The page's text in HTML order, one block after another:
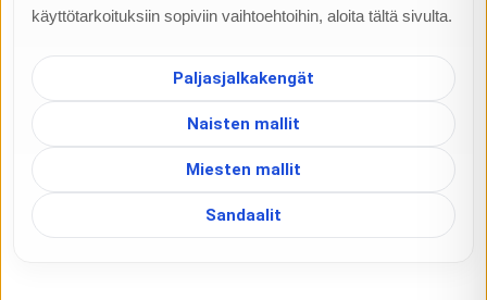
käyttötarkoituksiin sopiviin vaihtoehtoihin, aloita tältä sivulta.
Paljasjalkakengät
Naisten mallit
Miesten mallit
Sandaalit